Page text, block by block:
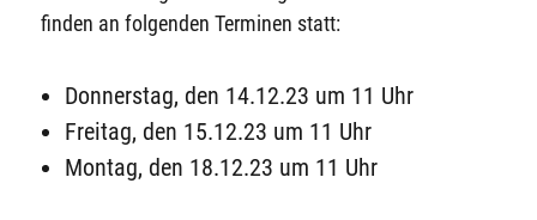
finden an folgenden Terminen statt:
Donnerstag, den 14.12.23 um 11 Uhr
Freitag, den 15.12.23 um 11 Uhr
Montag, den 18.12.23 um 11 Uhr